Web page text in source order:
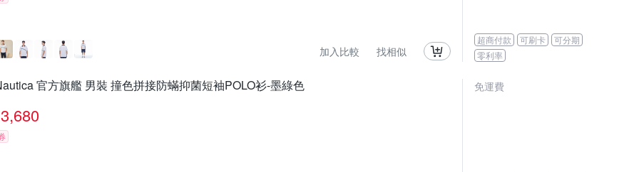
加入比較 找相似
超商付款 可刷卡
可分期
零利率
官方旗艦 男裝 撞色拼接防蟎抑菌短袖POLO衫-墨綠色
3,680
免運費